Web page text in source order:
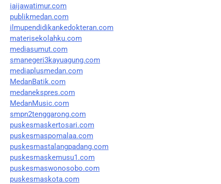
iaijawatimur.com
publikmedan.com
ilmupendidikankedokteran.com
materisekolahku.com
mediasumut.com
smanegeri3kayuagung.com
mediaplusmedan.com
MedanBatik.com
medanekspres.com
MedanMusic.com
smpn2tenggarong.com
puskesmaskertosari.com
puskesmaspomalaa.com
puskesmastalangpadang.com
puskesmaskemusu1.com
puskesmaswonosobo.com
puskesmaskota.com